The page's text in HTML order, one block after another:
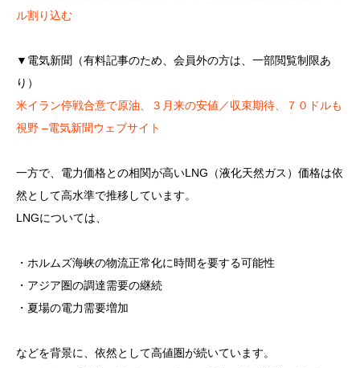
ル割り込む
▼電気新聞（有料記事のため、会員外の方は、一部閲覧制限あ
り）
米イラン停戦合意で原油、３月来の安値／収束期待、７０ドルも
視野 –電気新聞ウェブサイト
一方で、電力価格との相関が高いLNG（液化天然ガス）価格は依
然として高水準で推移しています。
LNGについては、
・ホルムズ海峡の物流正常化に時間を要する可能性
・アジア圏の調達需要の継続
・夏場の電力需要増加
などを背景に、依然として高値圏が続いています。